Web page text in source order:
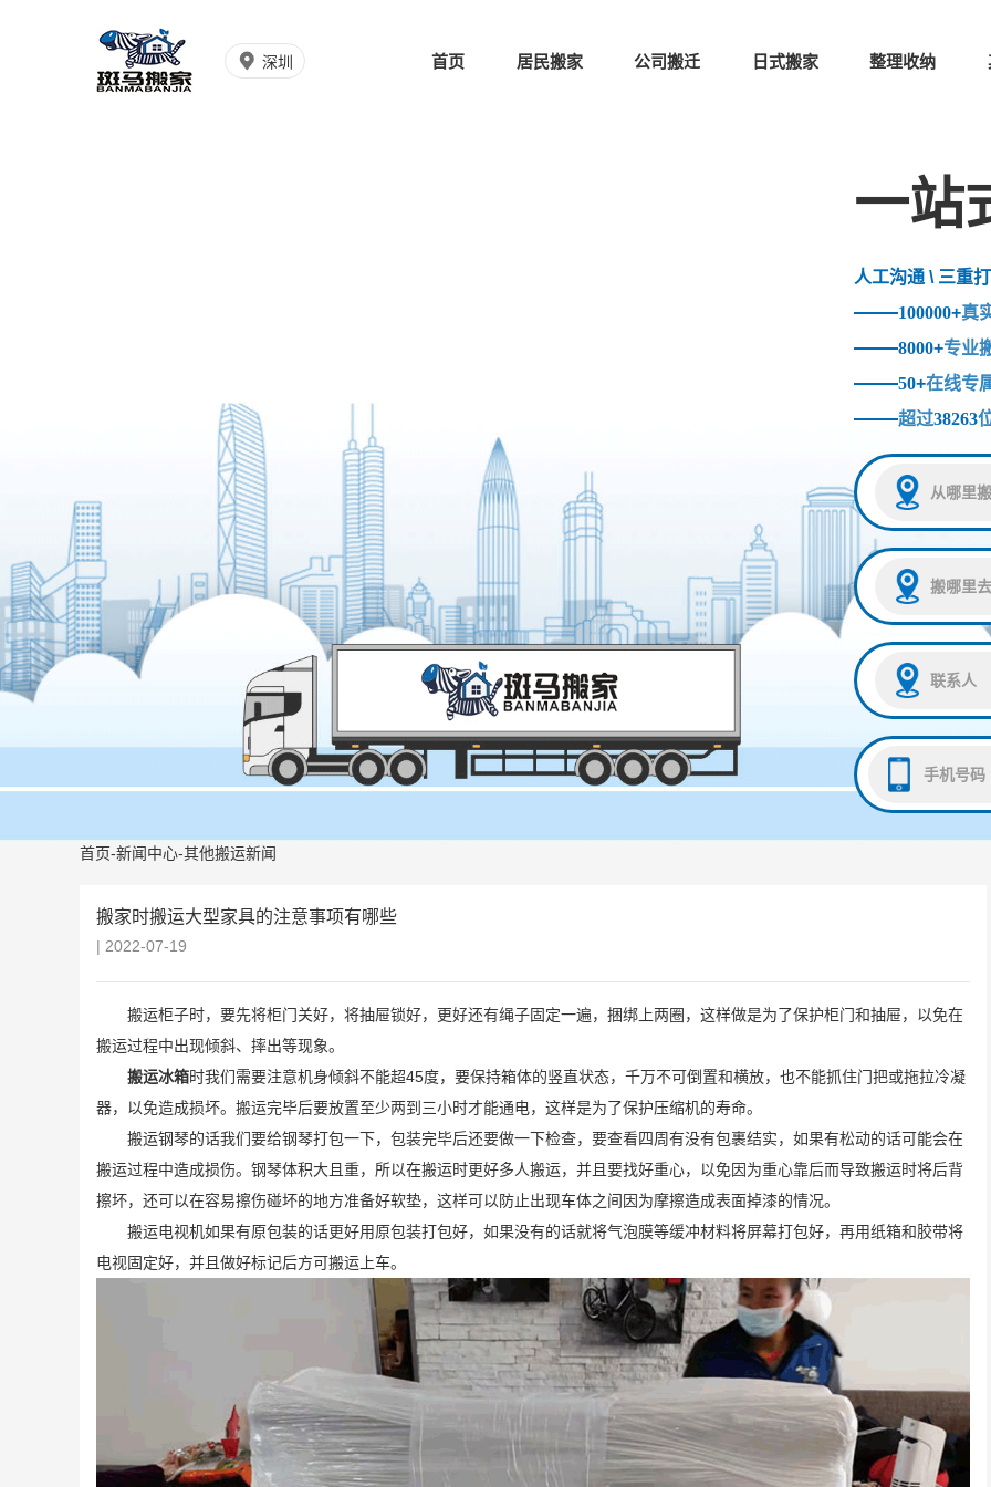
深圳 首页 居民搬家 公司搬迁 日式搬家 整理收纳
一站
人工沟通 \ 三重
100000+真
8000+专业
50+在线专
超过38263
首页-新闻中心-其他搬运新闻
搬家时搬运大型家具的注意事项有哪些
| 2022-07-19
搬运柜子时，要先将柜门关好，将抽屉锁好，更好还有绳子固定一遍，捆绑上两圈，这样做是为了保护柜门和抽屉，以免在
搬运过程中出现倾斜、摔出等现象。
搬运冰箱时我们需要注意机身倾斜不能超45度，要保持箱体的竖直状态，千万不可倒置和横放，也不能抓住门把或拖拉冷凝
器，以免造成损坏。搬运完毕后要放置至少两到三小时才能通电，这样是为了保护压缩机的寿命。
搬运钢琴的话我们要给钢琴打包一下，包装完毕后还要做一下检查，要查看四周有没有包裹结实，如果有松动的话可能会在
搬运过程中造成损伤。钢琴体积大且重，所以在搬运时更好多人搬运，并且要找好重心，以免因为重心靠后而导致搬运时将后背
擦坏，还可以在容易擦伤碰坏的地方准备好软垫，这样可以防止出现车体之间因为摩擦造成表面掉漆的情况。
搬运电视机如果有原包装的话更好用原包装打包好，如果没有的话就将气泡膜等缓冲材料将屏幕打包好，再用纸箱和胶带将
电视固定好，并且做好标记后方可搬运上车。